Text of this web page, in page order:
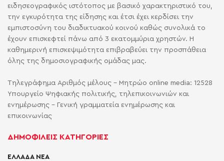
ειδησεογραφικός ιστότοπος με βασικό χαρακτηριστικό του,
την εγκυρότητα της είδησης και έτσι έχει κερδίσει την
εμπιστοσύνη του διαδικτυακού κοινού καθώς συνολικά το
έχουν επισκεφτεί πάνω από 3 εκατομμύρια χρηστών. Η
καθημερινή επισκεψιμότητα επιβραβεύει την προσπάθεια
όλης της δημοσιογραφικής ομάδας μας.
Τηλεγράφημα Αριθμός μέλους - Μητρώο online media: 12528
Υπουργείο Ψηφιακής πολιτικής, τηλεπικοινωνιών και
ενημέρωσης - Γενική γραμματεία ενημέρωσης και
επικοινωνίας
ΔΗΜΟΦΙΛΕΙΣ ΚΑΤΗΓΟΡΙΕΣ
ΕΛΛΑΔΑ ΝΕΑ